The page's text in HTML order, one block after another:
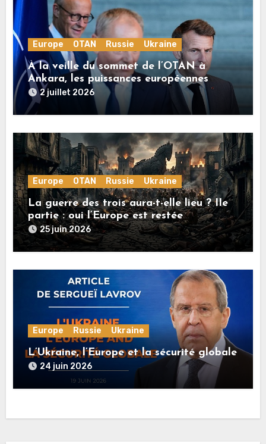
Europe OTAN Russie Ukraine
À la veille du sommet de l’OTAN à
Ankara, les puissances européennes
poussent la guerre en Ukraine vers un
conflit direct avec la Russie
2 juillet 2026
Europe OTAN Russie Ukraine
La guerre des trois aura-t-elle lieu ? IIe
partie : oui l’Europe est restée
rationnelle !
25 juin 2026
Europe Russie Ukraine
L’Ukraine, l’Europe et la sécurité globale
24 juin 2026